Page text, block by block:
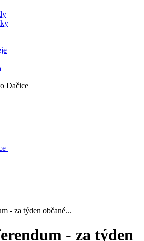
- za týden občané...
- za týden